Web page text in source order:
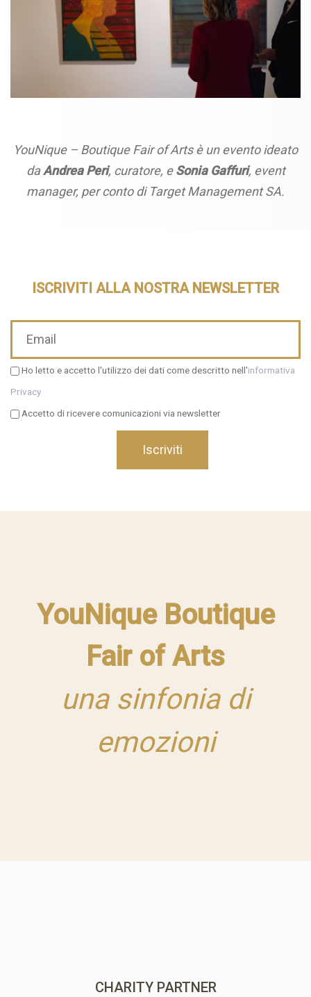
YouNique – Boutique Fair of Arts è un evento ideato
daAndrea Peri, curatore, eSonia Gaffuri, event
manager, per conto di Target Management SA.
ISCRIVITI ALLA NOSTRA NEWSLETTER
Ho letto e accetto l'utilizzo dei dati come descritto nell'informativa
Privacy
Accetto di ricevere comunicazioni via newsletter
YouNique Boutique
Fair of Arts
una sinfonia di
emozioni
MAIN PARTNER